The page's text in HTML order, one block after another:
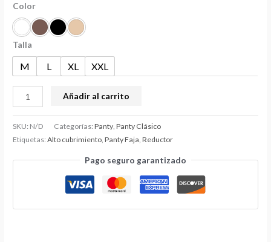
Color
Talla
M L XL XXL
Añadir al carrito
SKU: N/D Categorías:Panty,Panty Clásico
Etiquetas:Alto cubrimiento,Panty Faja,Reductor
Pago seguro garantizado